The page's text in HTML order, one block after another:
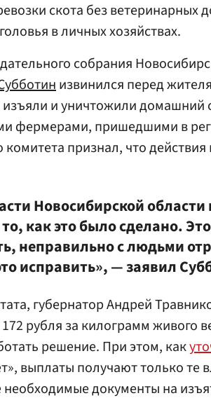
скота без ветеринарных
в личных хозяйствах.
собрания
извинился перед
и уничтожили домашний
фермерами, пришедшими в
комитета признал, что
Новосибирской
как это было сделано.
неправильно с людьми
исправить», — заявил
губернатор Андрей
рубля за килограмм живого
решение. При этом, как
выплаты получают только те
документы на